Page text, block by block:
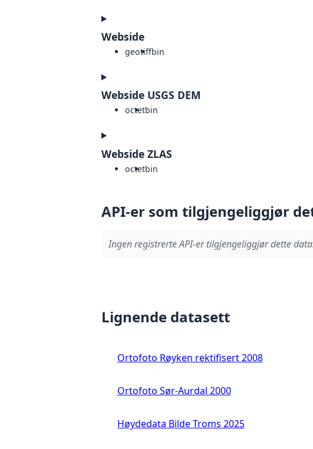
Webside
geotiffbin
Webside USGS DEM
octetbin
Webside ZLAS
octetbin
API-er som tilgjengeliggjør
Ingen registrerte API-er tilgjengeliggjør dette
Lignende datasett
Ortofoto Røyken rektifisert 2008
Ortofoto Sør-Aurdal 2000
Høydedata Bilde Troms 2025